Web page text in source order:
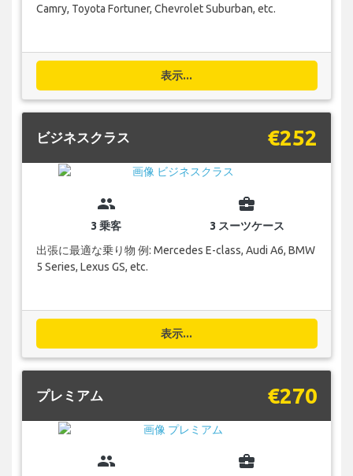
Camry, Toyota Fortuner, Chevrolet Suburban, etc.
表示...
ビジネスクラス €252
group
3 乗客
business_center
3 スーツケース
出張に最適な乗り物 例: Mercedes E-class, Audi A6, BMW
5 Series, Lexus GS, etc.
表示...
プレミアム €270
group business_center